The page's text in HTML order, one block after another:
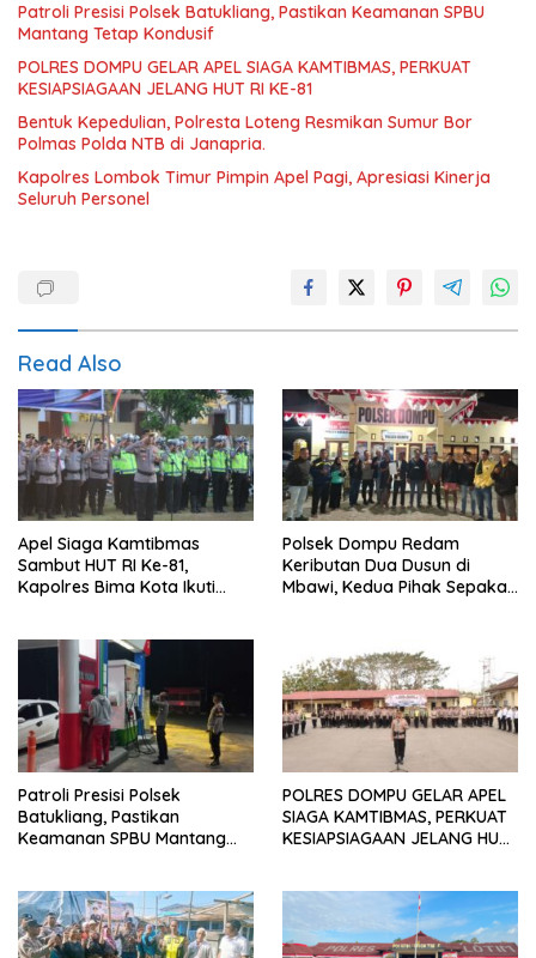
Patroli Presisi Polsek Batukliang, Pastikan Keamanan SPBU
Mantang Tetap Kondusif
POLRES DOMPU GELAR APEL SIAGA KAMTIBMAS, PERKUAT
KESIAPSIAGAAN JELANG HUT RI KE-81
Bentuk Kepedulian, Polresta Loteng Resmikan Sumur Bor
Polmas Polda NTB di Janapria. ‎
Kapolres Lombok Timur Pimpin Apel Pagi, Apresiasi Kinerja
Seluruh Personel
Read Also
Apel Siaga Kamtibmas
Sambut HUT RI Ke-81,
Kapolres Bima Kota Ikuti
Polsek Dompu Redam
Keributan Dua Dusun di
Mbawi, Kedua Pihak Sepakat
Patroli Presisi Polsek
Batukliang, Pastikan
Keamanan SPBU Mantang
POLRES DOMPU GELAR APEL
SIAGA KAMTIBMAS, PERKUAT
KESIAPSIAGAAN JELANG HUT